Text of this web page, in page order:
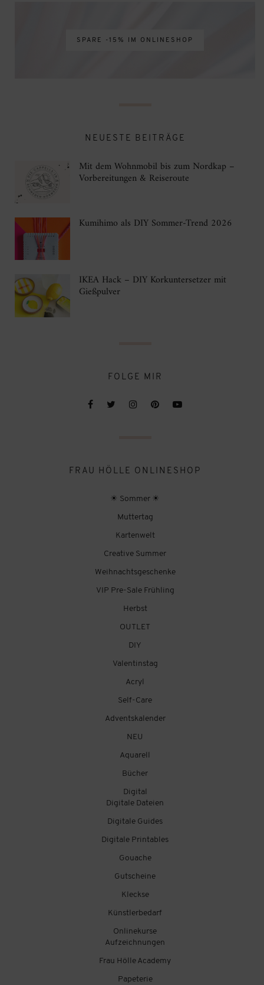
SPARE -15% IM ONLINESHOP
NEUESTE BEITRÄGE
Mit dem Wohnmobil bis zum Nordkap –
Vorbereitungen & Reiseroute
Kumihimo als DIY Sommer-Trend 2026
IKEA Hack – DIY Korkuntersetzer mit
Gießpulver
FOLGE MIR
FRAU HÖLLE ONLINESHOP
☀ Sommer ☀
Muttertag
Kartenwelt
Creative Summer
Weihnachtsgeschenke
VIP Pre-Sale Frühling
Herbst
OUTLET
DIY
Valentinstag
Acryl
Self-Care
Adventskalender
NEU
Aquarell
Bücher
Digital
Digitale Dateien
Digitale Guides
Digitale Printables
Gouache
Gutscheine
Kleckse
Künstlerbedarf
Onlinekurse
Aufzeichnungen
Frau Hölle Academy
Papeterie